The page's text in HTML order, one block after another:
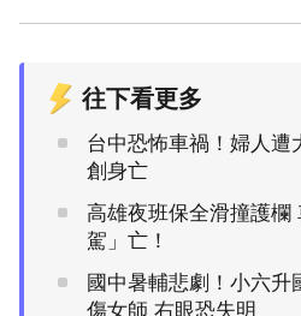
往下看更多
台中恐怖車禍！婦人遭
創身亡
高雄夜班保全滑撞護欄
駕」亡！
國中暑輔悲劇！小六升
傷女師 右眼恐失明